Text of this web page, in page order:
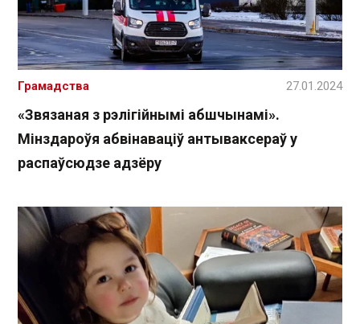
«Звязаная з рэлігійнымі абшчынамі».
Мінздароўя абвінаваціў антываксераў у
распаўсюдзе адзёру
Грамадства 27.01.2024